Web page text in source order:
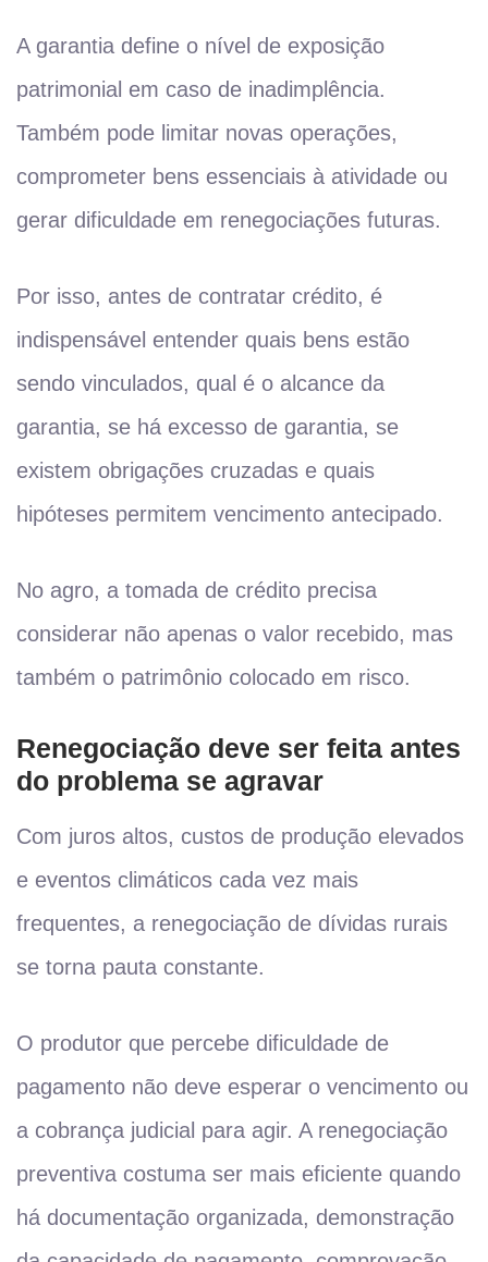
A garantia define o nível de exposição
patrimonial em caso de inadimplência.
Também pode limitar novas operações,
comprometer bens essenciais à atividade ou
gerar dificuldade em renegociações futuras.
Por isso, antes de contratar crédito, é
indispensável entender quais bens estão
sendo vinculados, qual é o alcance da
garantia, se há excesso de garantia, se
existem obrigações cruzadas e quais
hipóteses permitem vencimento antecipado.
No agro, a tomada de crédito precisa
considerar não apenas o valor recebido, mas
também o patrimônio colocado em risco.
Renegociação deve ser feita antes
do problema se agravar
Com juros altos, custos de produção elevados
e eventos climáticos cada vez mais
frequentes, a renegociação de dívidas rurais
se torna pauta constante.
O produtor que percebe dificuldade de
pagamento não deve esperar o vencimento ou
a cobrança judicial para agir. A renegociação
preventiva costuma ser mais eficiente quando
há documentação organizada, demonstração